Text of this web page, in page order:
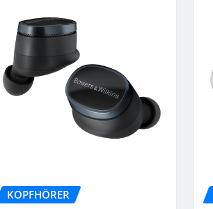
KOPFHÖRER